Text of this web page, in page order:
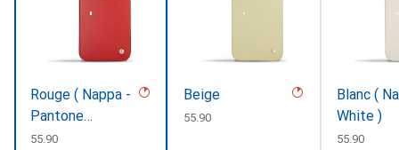
Rouge ( Nappa -
Pantone
#d50032 )
CHF
55.90
Beige
CHF
55.90
Blanc (
White )
CHF
55.90